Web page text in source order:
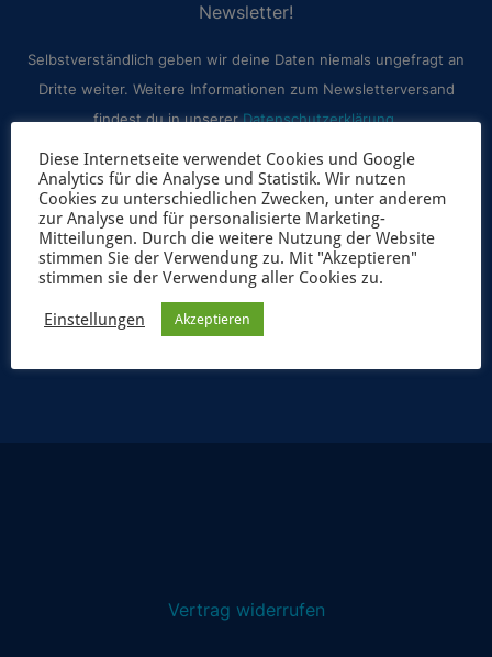
Newsletter!
Selbstverständlich geben wir deine Daten niemals ungefragt an
Dritte weiter. Weitere Informationen zum Newsletterversand
findest du in unsererDatenschutzerklärung.
JETZT ANMELDEN
Vertrag widerrufen
Diese Internetseite verwendet Cookies und Google
Analytics für die Analyse und Statistik. Wir nutzen
Cookies zu unterschiedlichen Zwecken, unter anderem
zur Analyse und für personalisierte Marketing-
Mitteilungen. Durch die weitere Nutzung der Website
stimmen Sie der Verwendung zu. Mit "Akzeptieren"
stimmen sie der Verwendung aller Cookies zu.
Einstellungen Akzeptieren